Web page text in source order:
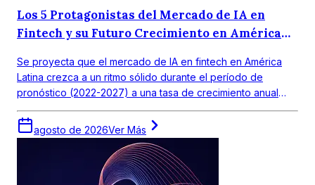
Los 5 Protagonistas del Mercado de IA en
Fintech y su Futuro Crecimiento en América
Se proyecta que el mercado de IA en fintech en América
Latina crezca a un ritmo sólido durante el período de
pronóstico (2022-2027) a una tasa de crecimiento anual
compuesta (CAGR) de 18,0%. El mercado objetivo en
América Latina obtuvo un valor de alrededor de USD 390
millones en 2021.
agosto de 2026Ver Más